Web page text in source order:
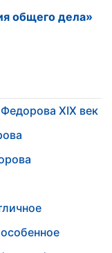
общего дела»
XIX век